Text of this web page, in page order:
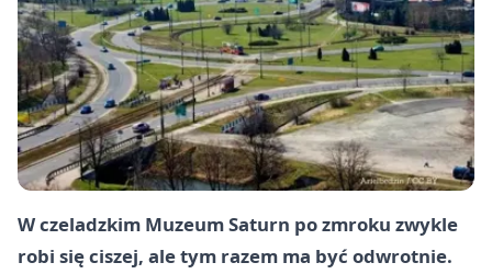
W czeladzkim Muzeum Saturn po zmroku zwykle
robi się ciszej, ale tym razem ma być odwrotnie.